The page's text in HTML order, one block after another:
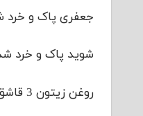
جعفری پاک و خرد شده 2 قاشق
شوید پاک و خرد شده
روغن زیتون 3 قاشق غذا خوری